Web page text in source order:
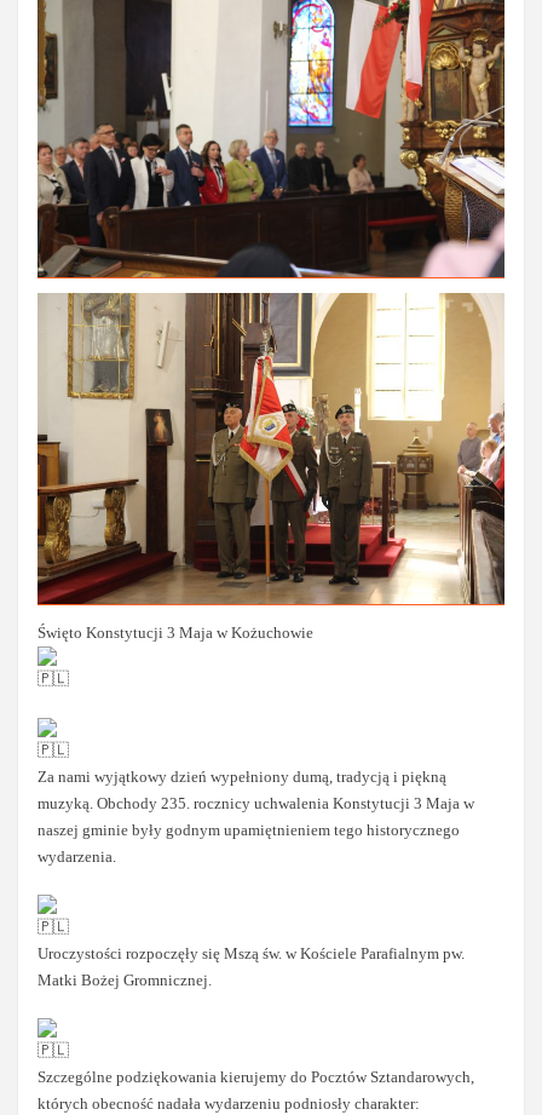
Święto Konstytucji 3 Maja w Kożuchowie
Za nami wyjątkowy dzień wypełniony dumą, tradycją i piękną
muzyką. Obchody 235. rocznicy uchwalenia Konstytucji 3 Maja w
naszej gminie były godnym upamiętnieniem tego historycznego
wydarzenia.
Uroczystości rozpoczęły się Mszą św. w Kościele Parafialnym pw.
Matki Bożej Gromnicznej.
Szczególne podziękowania kierujemy do Pocztów Sztandarowych,
których obecność nadała wydarzeniu podniosły charakter: